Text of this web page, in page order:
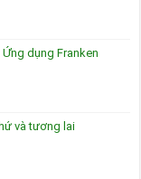
dụng Franken
và tương lai